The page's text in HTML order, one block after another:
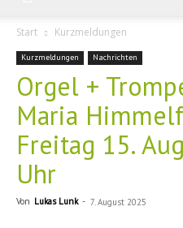
Start Kurzmeldungen
Kurzmeldungen Nachrichten
Orgel +
Maria
Freitag 15.
Uhr
Von Lukas Lunk - 7. August 2025